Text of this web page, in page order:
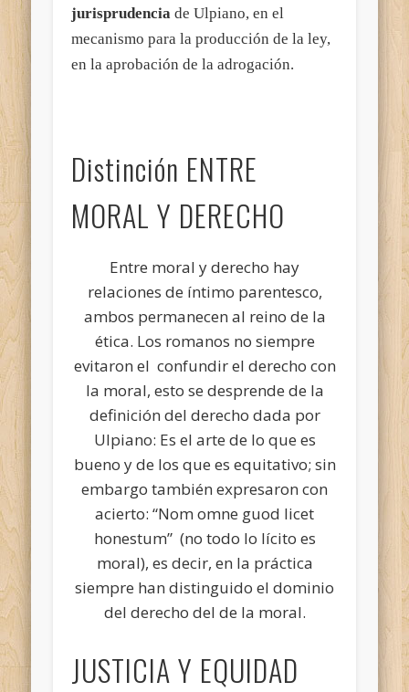
jurisprudencia de Ulpiano, en el
mecanismo para la producción de la ley,
en la aprobación de la adrogación.
Distinción ENTRE
MORAL Y DERECHO
Entre moral y derecho hay
relaciones de íntimo parentesco,
ambos permanecen al reino de la
ética. Los romanos no siempre
evitaron el confundir el derecho con
la moral, esto se desprende de la
definición del derecho dada por
Ulpiano: Es el arte de lo que es
bueno y de los que es equitativo; sin
embargo también expresaron con
acierto: “Nom omne guod licet
honestum” (no todo lo lícito es
moral), es decir, en la práctica
siempre han distinguido el dominio
del derecho del de la moral.
JUSTICIA Y EQUIDAD